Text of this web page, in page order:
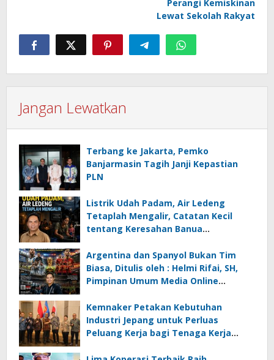
Perangi Kemiskinan
Lewat Sekolah Rakyat
Jangan Lewatkan
Terbang ke Jakarta, Pemko
Banjarmasin Tagih Janji Kepastian
PLN
Listrik Udah Padam, Air Ledeng
Tetaplah Mengalir, Catatan Kecil
tentang Keresahan Banua
Ancaman Lingkungan, Oleh : Helmi
Rifai, SH
Argentina dan Spanyol Bukan Tim
Biasa, Ditulis oleh : Helmi Rifai, SH,
Pimpinan Umum Media Online
Kemnaker Petakan Kebutuhan
Industri Jepang untuk Perluas
Peluang Kerja bagi Tenaga Kerja